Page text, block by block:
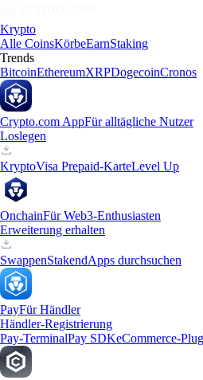
Krypto
Alle CoinsKörbeEarnStaking
Trends
BitcoinEthereumXRPDogecoinCronos
Crypto.com AppFür alltägliche Nutzer
Loslegen
KryptoVisa Prepaid-KarteLevel Up
OnchainFür Web3-Enthusiasten
Erweiterung erhalten
SwappenStakendApps durchsuchen
PayFür Händler
Händler-Registrierung
Pay-TerminalPay SDKeCommerce-